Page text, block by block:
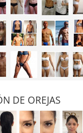
DE OREJAS